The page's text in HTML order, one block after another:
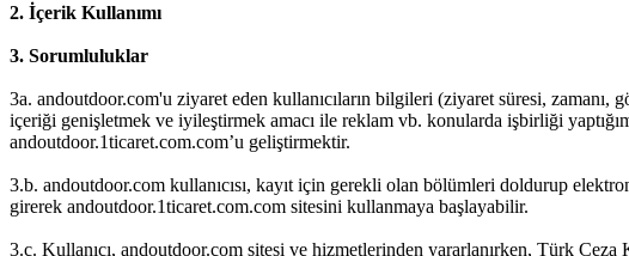
2. İçerik Kullanımı
3. Sorumluluklar
3a. andoutdoor.com'u ziyaret eden kullanıcıların bilgileri (ziyaret süresi,
içeriği genişletmek ve iyileştirmek amacı ile reklam vb. konularda işbirliği
andoutdoor.1ticaret.com.com’u geliştirmektir.
3.b. andoutdoor.com kullanıcısı, kayıt için gerekli olan bölümleri doldurup
girerek andoutdoor.1ticaret.com.com sitesini kullanmaya başlayabilir.
3.c. Kullanıcı, andoutdoor.com sitesi ve hizmetlerinden yararlanırken, Türk